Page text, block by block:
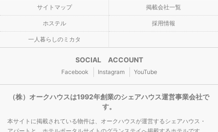
サイトマップ 掲載会社一覧
ホステル 採用情報
一人暮らしのミカタ
SOCIAL ACCOUNT
Facebook Instagram YouTube
（株）オークハウスは1992年創業のシェアハウス運営事業会社で
す。
本サイトに掲載されている物件は、オークハウスが運営するシェアハウス・